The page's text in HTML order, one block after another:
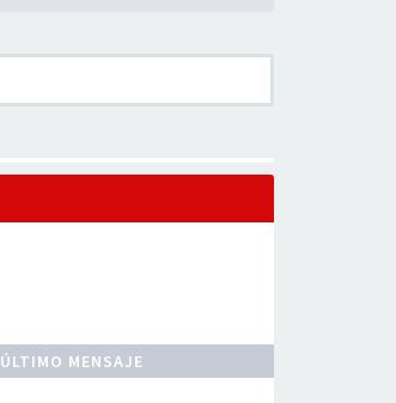
ÚLTIMO MENSAJE